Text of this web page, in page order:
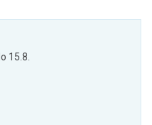
15.8.